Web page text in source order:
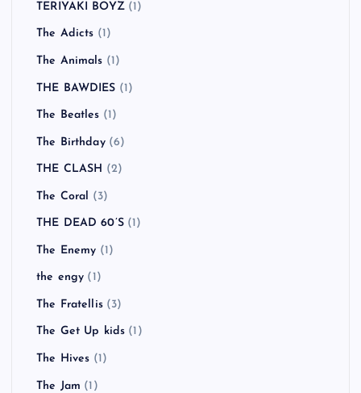
TERIYAKI BOYZ(1)
The Adicts (1)
The Animals (1)
THE BAWDIES (1)
The Beatles (1)
The Birthday(6)
THE CLASH (2)
The Coral (3)
THE DEAD 60’S(1)
The Enemy (1)
the engy (1)
The Fratellis(3)
The Get Up kids (1)
The Hives (1)
The Jam (1)